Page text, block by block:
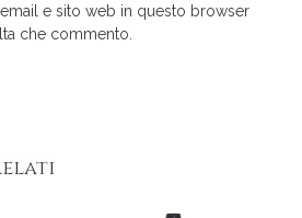
e sito web in questo browser
che commento.